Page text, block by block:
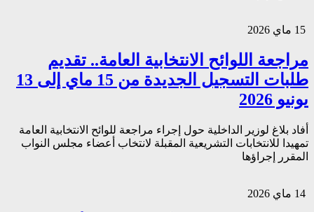
مراجعة اللوائح الانتخابية العامة.. تقديم
طلبات التسجيل الجديدة من 15 ماي إلى 13
يونيو 2026
أفاد بلاغ لوزير الداخلية حول إجراء مراجعة للوائح الانتخابية العامة
تمهيدا للانتخابات التشريعية المقبلة لانتخاب أعضاء مجلس النواب
المقرر إجراؤها